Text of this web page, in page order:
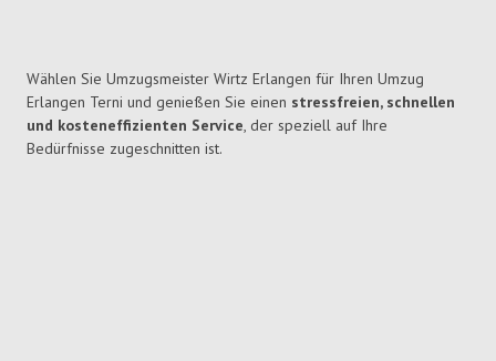
Wählen Sie Umzugsmeister Wirtz Erlangen für Ihren Umzug
Erlangen Terni und genießen Sie einen stressfreien, schnellen
und kosteneffizienten Service, der speziell auf Ihre
Bedürfnisse zugeschnitten ist.